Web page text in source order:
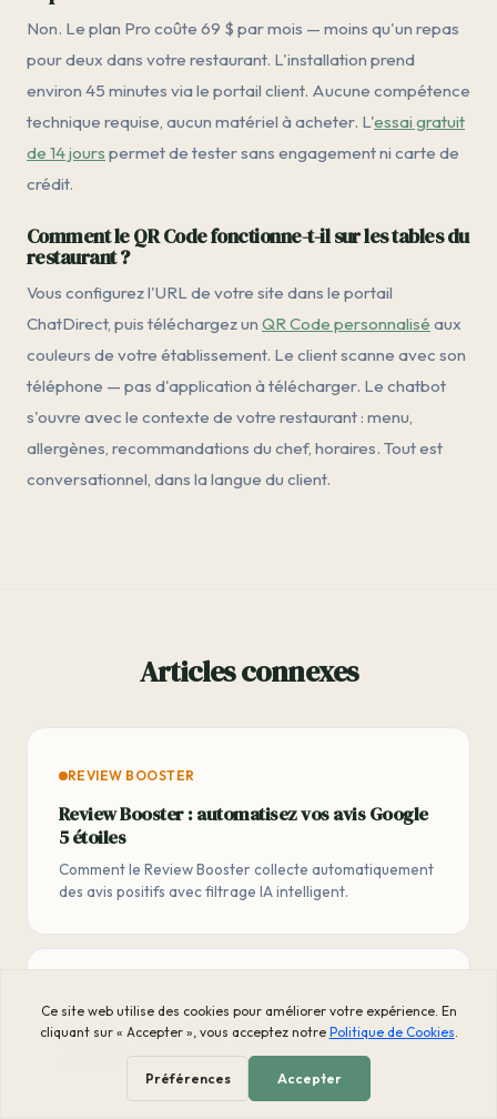
Non. Le plan Pro coûte 69 $ par mois — moins qu'un repas
pour deux dans votre restaurant. L'installation prend
environ 45 minutes via le portail client. Aucune compétence
technique requise, aucun matériel à acheter. L'essai gratuit
de 14 jours permet de tester sans engagement ni carte de
crédit.
Comment le QR Code fonctionne-t-il sur les tables du
restaurant ?
Vous configurez l'URL de votre site dans le portail
ChatDirect, puis téléchargez un QR Code personnalisé aux
couleurs de votre établissement. Le client scanne avec son
téléphone — pas d'application à télécharger. Le chatbot
s'ouvre avec le contexte de votre restaurant : menu,
allergènes, recommandations du chef, horaires. Tout est
conversationnel, dans la langue du client.
Articles connexes
REVIEW BOOSTER
Review Booster : automatisez vos avis Google
5 étoiles
Comment le Review Booster collecte automatiquement
des avis positifs avec filtrage IA intelligent.
QR Code dynamique et chatbot : le guide
Comment un QR Code sur vos tables ou dans vos